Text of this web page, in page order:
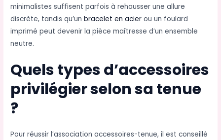
minimalistes suffisent parfois à rehausser une allure
discrète, tandis qu’unbracelet en acier ou un foulard
imprimé peut devenir la pièce maîtresse d’un ensemble
neutre.
Quels types d’accessoires
privilégier selon sa tenue
?
Pour réussir l’association accessoires-tenue, il est conseillé